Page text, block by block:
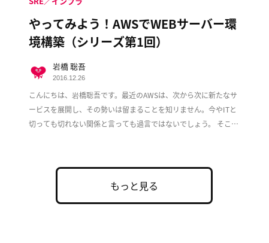
やってみよう！AWSでWEBサーバー環
境構築（シリーズ第1回）
こんにちは、岩橋聡吾です。最近のAWSは、次から次に新たなサ
ービスを展開し、その勢いは留まることを知リません。今やITと
切っても切れない関係と言っても過言ではないでしょう。 そこで
岩橋 聡吾
2016.12.26
もっと見る